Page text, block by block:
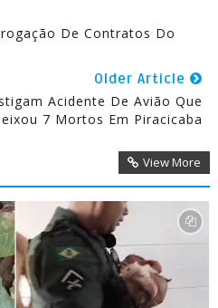
De Contratos Do
Older Article
Acidente De Avião Que
7 Mortos Em Piracicaba
View More